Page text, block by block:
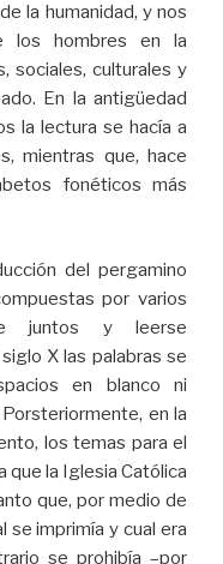
la humanidad, y nos
los hombres en la
sociales, culturales y
En la antigüedad
la lectura se hacía a
mientras que, hace
fonéticos más
del pergamino
por varios
juntos y leerse
X las palabras se
en blanco ni
Porsteriormente, en la
los temas para el
que la Iglesia Católica
que, por medio de
se imprimía y cual era
se prohibía –por